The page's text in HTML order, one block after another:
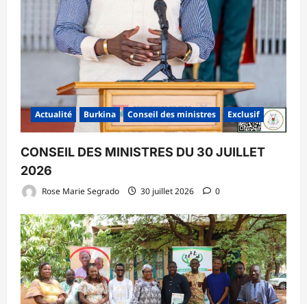
Actualité Burkina Conseil des ministres Exclusif
CONSEIL DES MINISTRES DU 30 JUILLET
2026
Rose Marie Segrado 30 juillet 2026 0